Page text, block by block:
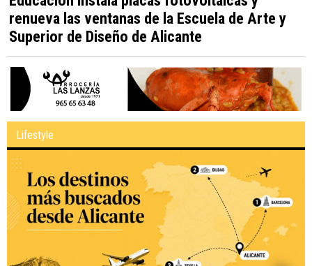
renueva las ventanas de la Escuela de Arte y
Superior de Diseño de Alicante
Lifestyle